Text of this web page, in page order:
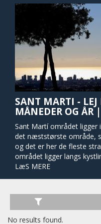
SANT MARTI - LEJ
MÅNEDER OG ÅR
Sant Martí området ligger
det næststørste område,
og det er her de fleste
området ligger langs
middelklassesområde
Condal Kanalen, der
Barcelona.
LæS MERE
No results found.